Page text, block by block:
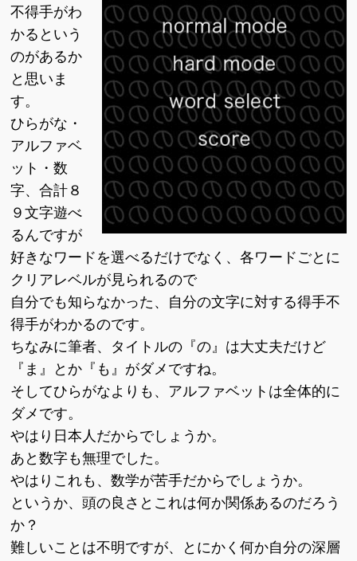
不得手がわ
かるという
のがあるか
と思いま
す。
ひらがな・
アルファベ
ット・数
字、合計８
９文字遊べ
るんですが
好きなワードを選べるだけでなく、各ワードごとに
クリアレベルが見られるので
自分でも知らなかった、自分の文字に対する得手不
得手がわかるのです。
ちなみに筆者、タイトルの『の』は大丈夫だけど
『ま』とか『も』がダメですね。
そしてひらがなよりも、アルファベットは全体的に
ダメです。
やはり日本人だからでしょうか。
あと数字も無理でした。
やはりこれも、数学が苦手だからでしょうか。
というか、頭の良さとこれは何か関係あるのだろう
か？
難しいことは不明ですが、とにかく何か自分の深層